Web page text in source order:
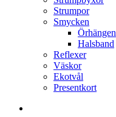
Strumpor
Smycken
Örhängen
Halsband
Reflexer
Väskor
Ekotvål
Presentkort